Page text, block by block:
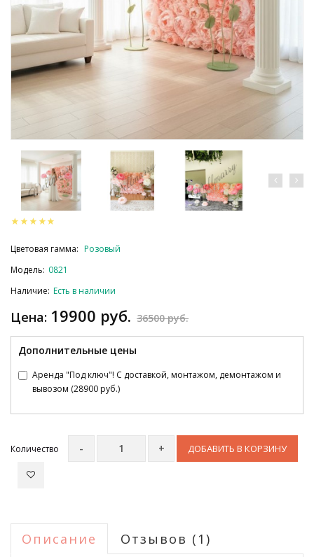
Цветовая гамма: Розовый
Модель: 0821
Наличие: Есть в наличии
Цена: 19900 руб. 36500 руб.
Дополнительные цены
Аренда "Под ключ"! С доставкой, монтажом, демонтажом и
вывозом (28900 руб.)
Количество ДОБАВИТЬ В КОРЗИНУ
Описание Отзывов (1)